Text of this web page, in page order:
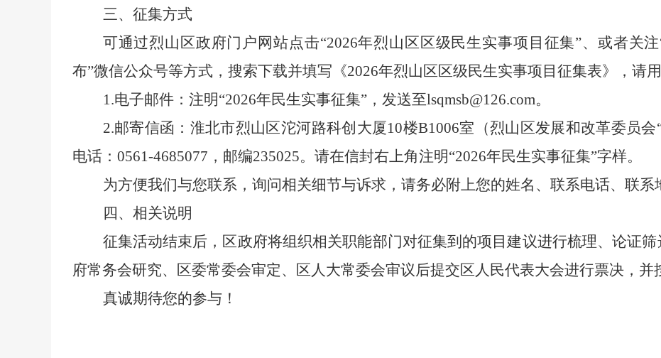
三、征集方式
可通过烈山区政府门户网站点击“2026年烈山区 区级民生实事项目征集”、或者关注
布”微信公众号等方式，搜索下载并填写《2026年烈山区区级民生实事项目征集表》，请
1.电子邮件：注明“2026年民生实事征集”，发送至lsqmsb@126.com。
2.邮寄信函：淮北市烈山区沱河路科创大厦10楼B1006室（烈山区发展和改革委员会
电话： 0561-4685077 ， 邮编235025。请在信封右上角注明“2026年民生实事征集”字样。
为方便我们与您联系，询问相关细节与诉求，请务必附上您的姓名、联系电话、联系
四、相关说明
征集活动结束后，区政府将组织相关职能部门对征集到的项目建议进行梳理、论证
府常务会研究、区委常委会审定、区人大常委会审议后提交区人民代表大会进行票决，并
真诚期待您的参与！